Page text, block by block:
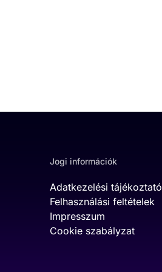
Jogi információk
Adatkezelési tájékoztató
Felhasználási feltételek
Impresszum
Cookie szabályzat